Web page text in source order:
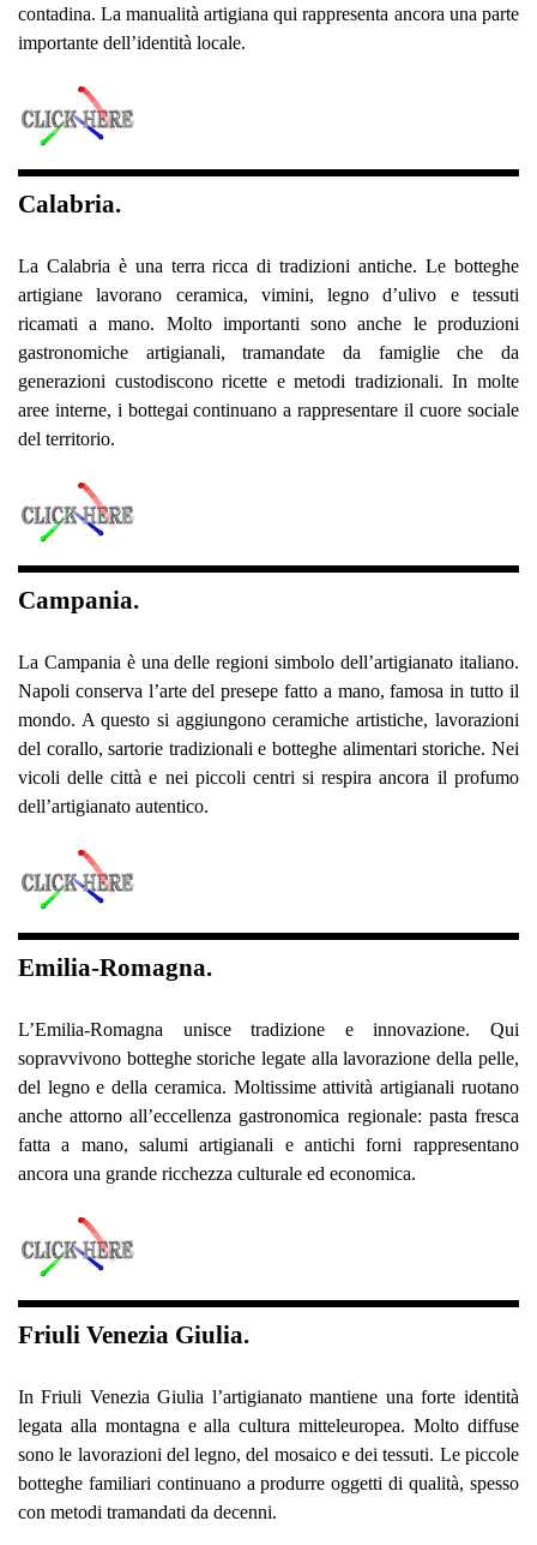
contadina. La manualità artigiana qui rappresenta ancora una parte
importante dell’identità locale.
Calabria.
La Calabria è una terra ricca di tradizioni antiche. Le botteghe
artigiane lavorano ceramica, vimini, legno d’ulivo e tessuti
ricamati a mano. Molto importanti sono anche le produzioni
gastronomiche artigianali, tramandate da famiglie che da
generazioni custodiscono ricette e metodi tradizionali. In molte
aree interne, i bottegai continuano a rappresentare il cuore sociale
del territorio.
Campania.
La Campania è una delle regioni simbolo dell’artigianato italiano.
Napoli conserva l’arte del presepe fatto a mano, famosa in tutto il
mondo. A questo si aggiungono ceramiche artistiche, lavorazioni
del corallo, sartorie tradizionali e botteghe alimentari storiche. Nei
vicoli delle città e nei piccoli centri si respira ancora il profumo
dell’artigianato autentico.
Emilia-Romagna.
L’Emilia-Romagna unisce tradizione e innovazione. Qui
sopravvivono botteghe storiche legate alla lavorazione della pelle,
del legno e della ceramica. Moltissime attività artigianali ruotano
anche attorno all’eccellenza gastronomica regionale: pasta fresca
fatta a mano, salumi artigianali e antichi forni rappresentano
ancora una grande ricchezza culturale ed economica.
Friuli Venezia Giulia.
In Friuli Venezia Giulia l’artigianato mantiene una forte identità
legata alla montagna e alla cultura mitteleuropea. Molto diffuse
sono le lavorazioni del legno, del mosaico e dei tessuti. Le piccole
botteghe familiari continuano a produrre oggetti di qualità, spesso
con metodi tramandati da decenni.